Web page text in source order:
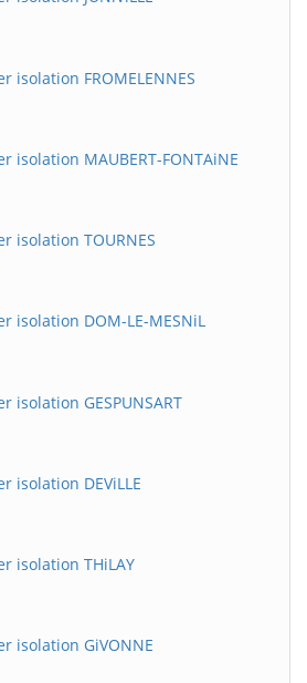
isolation FROMELENNES
isolation MAUBERT-FONTAiNE
isolation TOURNES
isolation DOM-LE-MESNiL
isolation GESPUNSART
isolation DEViLLE
isolation THiLAY
isolation GiVONNE